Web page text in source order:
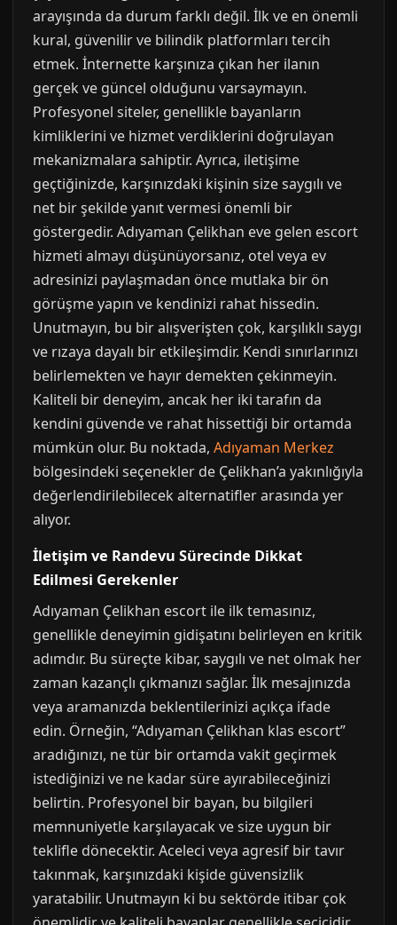
arayışında da durum farklı değil. İlk ve en önemli
kural, güvenilir ve bilindik platformları tercih
etmek. İnternette karşınıza çıkan her ilanın
gerçek ve güncel olduğunu varsaymayın.
Profesyonel siteler, genellikle bayanların
kimliklerini ve hizmet verdiklerini doğrulayan
mekanizmalara sahiptir. Ayrıca, iletişime
geçtiğinizde, karşınızdaki kişinin size saygılı ve
net bir şekilde yanıt vermesi önemli bir
göstergedir. Adıyaman Çelikhan eve gelen escort
hizmeti almayı düşünüyorsanız, otel veya ev
adresinizi paylaşmadan önce mutlaka bir ön
görüşme yapın ve kendinizi rahat hissedin.
Unutmayın, bu bir alışverişten çok, karşılıklı saygı
ve rızaya dayalı bir etkileşimdir. Kendi sınırlarınızı
belirlemekten ve hayır demekten çekinmeyin.
Kaliteli bir deneyim, ancak her iki tarafın da
kendini güvende ve rahat hissettiği bir ortamda
mümkün olur. Bu noktada, Adıyaman Merkez
bölgesindeki seçenekler de Çelikhan’a yakınlığıyla
değerlendirilebilecek alternatifler arasında yer
alıyor.
İletişim ve Randevu Sürecinde Dikkat
Edilmesi Gerekenler
Adıyaman Çelikhan escort ile ilk temasınız,
genellikle deneyimin gidişatını belirleyen en kritik
adımdır. Bu süreçte kibar, saygılı ve net olmak her
zaman kazançlı çıkmanızı sağlar. İlk mesajınızda
veya aramanızda beklentilerinizi açıkça ifade
edin. Örneğin, “Adıyaman Çelikhan klas escort”
aradığınızı, ne tür bir ortamda vakit geçirmek
istediğinizi ve ne kadar süre ayırabileceğinizi
belirtin. Profesyonel bir bayan, bu bilgileri
memnuniyetle karşılayacak ve size uygun bir
teklifle dönecektir. Aceleci veya agresif bir tavır
takınmak, karşınızdaki kişide güvensizlik
yaratabilir. Unutmayın ki bu sektörde itibar çok